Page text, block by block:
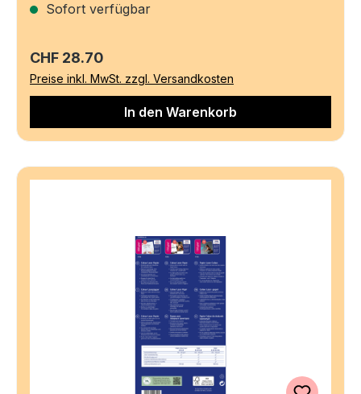
Sofort verfügbar
Regulärer Preis:
CHF 28.70
Preise inkl. MwSt. zzgl. Versandkosten
In den Warenkorb